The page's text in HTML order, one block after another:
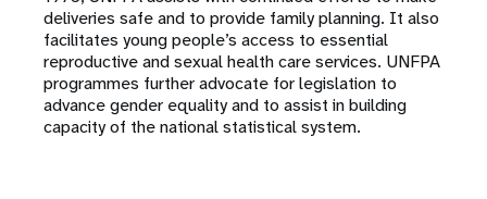
deliveries safe and to provide family planning. It also
facilitates young people’s access to essential
reproductive and sexual health care services. UNFPA
programmes further advocate for legislation to
advance gender equality and to assist in building
capacity of the national statistical system.